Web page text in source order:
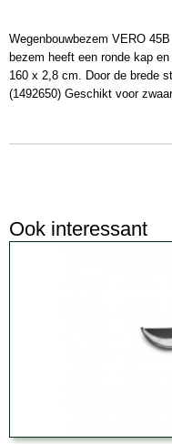
Wegenbouwbezem VERO
bezem heeft een ronde kap
160 x 2,8 cm. Door de brede
(1492650) Geschikt voor
Ook interessant